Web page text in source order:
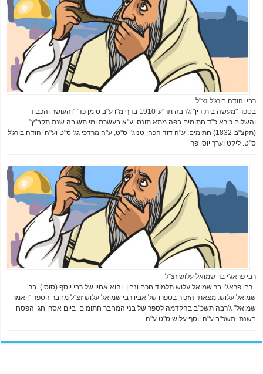
רבי יהודה בורג'ל זצ"ל
בספר "מעשה בית דין" ג'רבה תר"ע-1910 בדף מ"ו ע"ב סימן כד' "והעושר והכבוד
והשלום כירא כ"ד חתומים בפה מתא תונס יע"א בעשרת ימי תשובה שנת תקב"ץ"
(תקצ"ב-1832) חתומים: ע"ה דוד הכהן טנוג'י ס"ט, ע"ה מרדכי גג' ס"ט וע"ה יהודה בורג'ל
ס"ט. ליקט וערך יוסי פרי
רבי פראג'י בר שמואל עלוש זצ"ל
רבי פראג'י בר שמואל עלוש תלמיד חכם ונבון והוא אחיו של רבי יוסף (סוסו) בר
שמואל עלוש. מצאתי הזכור בספרו של אביו רבי שמואל עלוש זצ"ל מחבר הספר "ויאמר
שמואל" ג'רבה תשכ"ב בהקדמה לספר של בני המחבר חתומים ביום אסרו חג הפסח
בשנת תשכ"ב ע"ה יוסף עלוש ס"ט ע"ה …